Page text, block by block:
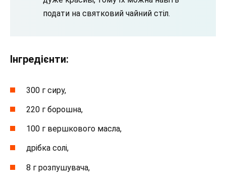
подати на святковий чайний стіл.
Інгредієнти:
300 г сиру,
220 г борошна,
100 г вершкового масла,
дрібка солі,
8 г розпушувача,